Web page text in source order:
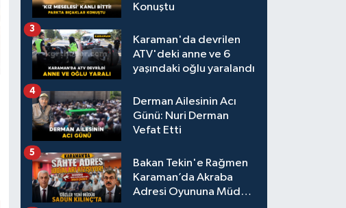
Konuştu
Karaman'da devrilen
ATV'deki anne ve 6
yaşındaki oğlu yaralandı
3
Derman Ailesinin Acı
Günü: Nuri Derman
Vefat Etti
4
Bakan Tekin'e Rağmen
Karaman’da Akraba
Adresi Oyununa Müdür
5